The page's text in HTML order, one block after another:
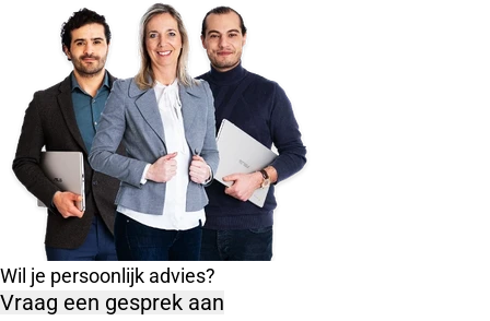
Wil je persoonlijk advies?
Vraag een gesprek aan